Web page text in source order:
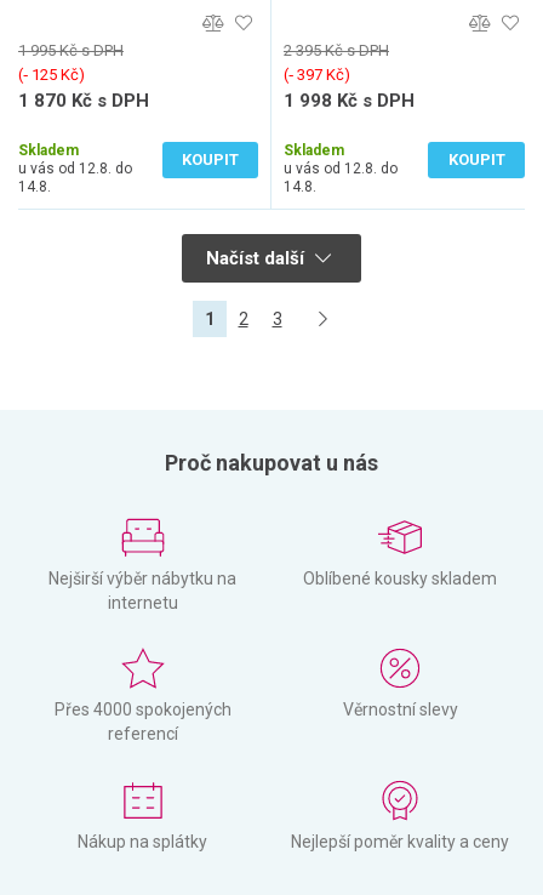
1 995 Kč s DPH
(‐ 125 Kč)
1 870 Kč s DPH
Skladem
u vás od 12.8. do
14.8.
KOUPIT
2 395 Kč s DPH
(‐ 397 Kč)
1 998 Kč s DPH
Skladem
u vás od 12.8. do
14.8.
KOUPIT
Načíst další
1 2 3
Proč nakupovat u nás
Nejširší výběr nábytku na
internetu
Oblíbené kousky skladem
Přes 4000 spokojených
referencí
Věrnostní slevy
Nákup na splátky Nejlepší poměr kvality a ceny